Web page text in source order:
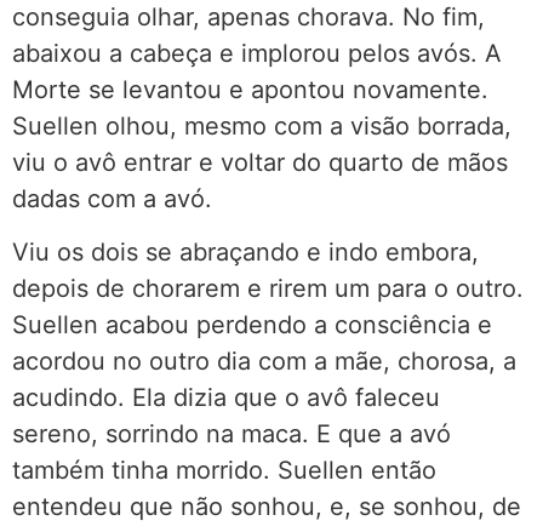
conseguia olhar, apenas chorava. No fim,
abaixou a cabeça e implorou pelos avós. A
Morte se levantou e apontou novamente.
Suellen olhou, mesmo com a visão borrada,
viu o avô entrar e voltar do quarto de mãos
dadas com a avó.
Viu os dois se abraçando e indo embora,
depois de chorarem e rirem um para o outro.
Suellen acabou perdendo a consciência e
acordou no outro dia com a mãe, chorosa, a
acudindo. Ela dizia que o avô faleceu
sereno, sorrindo na maca. E que a avó
também tinha morrido. Suellen então
entendeu que não sonhou, e, se sonhou, de